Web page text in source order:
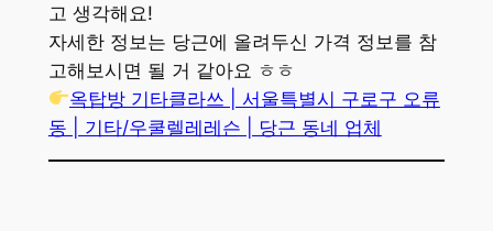
고 생각해요!
자세한 정보는 당근에 올려두신 가격 정보를 참
고해보시면 될 거 같아요 ㅎㅎ
옥탑방 기타클라쓰 | 서울특별시 구로구 오류
동 | 기타/우쿨렐레레슨 | 당근 동네 업체